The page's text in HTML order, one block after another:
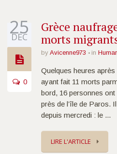
25
DÉC
0
Grèce
morts
by Avicenne973 in
Quelques heures après
ayant fait 11 morts
bord, 16 personnes
près de l’île de Paros.
depuis mercredi : le ...
LIRE L'ARTICLE